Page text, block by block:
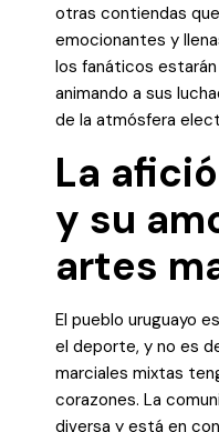
otras contiendas
emocionantes y
los fanáticos
animando a sus
de la atmósfera
La
y su
artes
El pueblo uruguayo
el deporte, y no es
marciales mixtas
corazones. La
diversa y está en